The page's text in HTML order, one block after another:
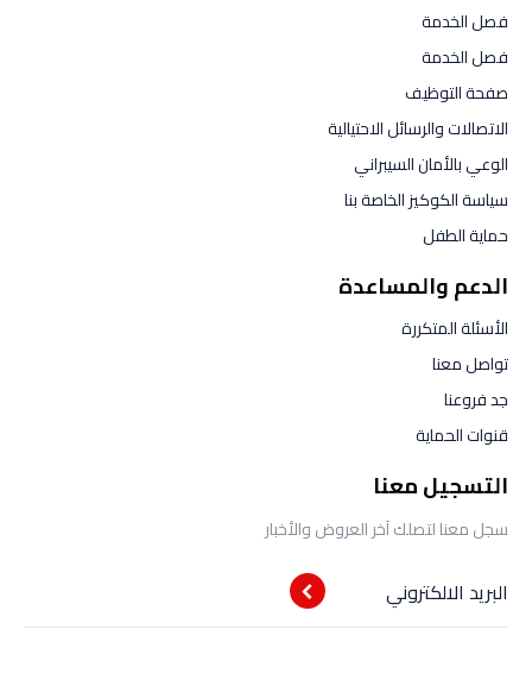
فصل الخدمة
فصل الخدمة
صفحة التوظيف
الاتصالات والرسائل الاحتيالية
الوعي بالأمان السيبراني
سياسة الكوكيز الخاصة بنا
حماية الطفل
الدعم والمساعدة
الأسئلة المتكررة
تواصل معنا
جد فروعنا
قنوات الحماية
التسجيل معنا
سجل معنا لتصلك آخر العروض والأخبار
البريد الالكتروني